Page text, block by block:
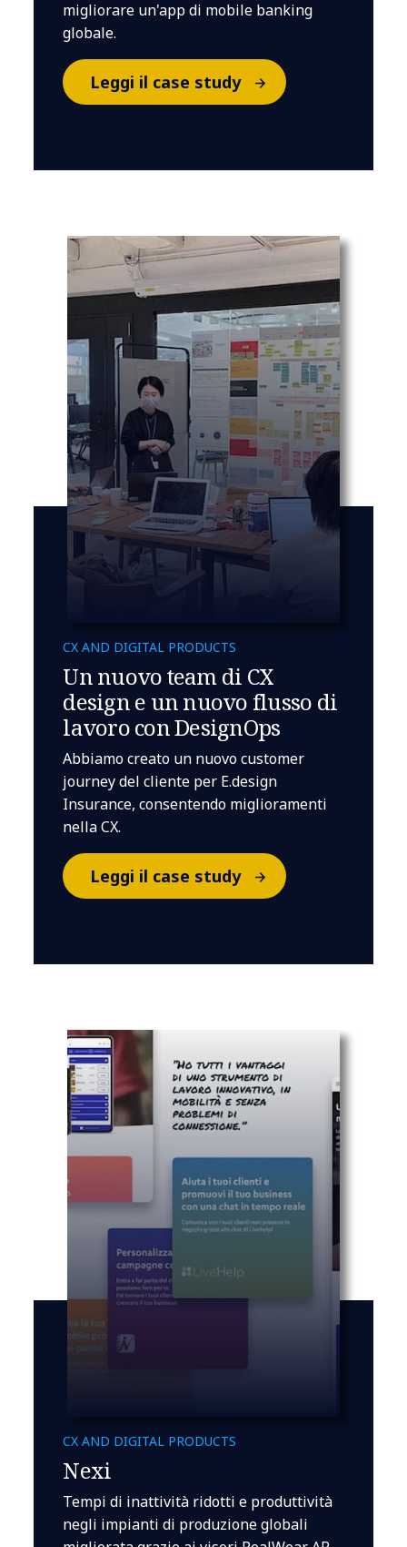
migliorare un'app di mobile banking
globale.
Leggi il case study
CX AND DIGITAL PRODUCTS
Un nuovo team di CX
design e un nuovo flusso di
lavoro con DesignOps
Abbiamo creato un nuovo customer
journey del cliente per E.design
Insurance, consentendo miglioramenti
nella CX.
Leggi il case study
CX AND DIGITAL PRODUCTS
Nexi
Tempi di inattività ridotti e produttività
negli impianti di produzione globali